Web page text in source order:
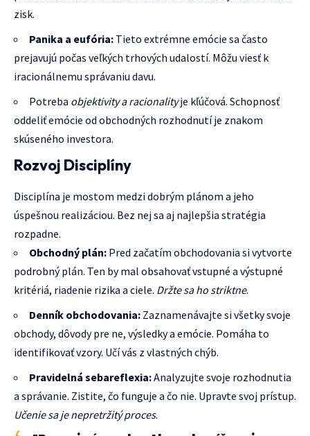
zisk.
Panika a eufória: Tieto extrémne emócie sa často
prejavujú počas veľkých trhových udalostí. Môžu viesť k
iracionálnemu správaniu davu.
Potreba objektivity a racionalityje kľúčová. Schopnosť
oddeliť emócie od obchodných rozhodnutí je znakom
skúseného investora.
Rozvoj Disciplíny
Disciplína je mostom medzi dobrým plánom a jeho
úspešnou realizáciou. Bez nej sa aj najlepšia stratégia
rozpadne.
Obchodný plán: Pred začatím obchodovania si vytvorte
podrobný plán. Ten by mal obsahovať vstupné a výstupné
kritériá, riadenie rizika a ciele. Držte sa ho striktne.
Denník obchodovania: Zaznamenávajte si všetky svoje
obchody, dôvody pre ne, výsledky a emócie. Pomáha to
identifikovať vzory. Učí vás z vlastných chýb.
Pravidelná sebareflexia:Analyzujte svoje rozhodnutia
a správanie. Zistite, čo funguje a čo nie. Upravte svoj prístup.
Učenie sa je nepretržitý proces.